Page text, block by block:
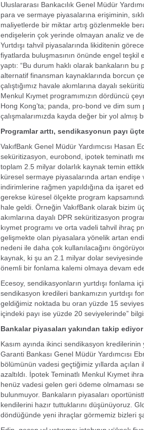
Uluslararası Bankacılık Genel Müdür
para ve sermaye piyasalarına erişiminin,
maliyetlerde bir miktar artış gözlenmekle
endişelerin çok yerinde olmayan analiz ve
Yurtdışı tahvil piyasalarında likiditenin
fiyatlarda buluşmasının önünde engel teşkil
yaptı: “Bu durum haklı olarak bankaların
alternatif finansman kaynaklarında borcun
çalıştığımız havale akımlarına dayalı
Menkul Kıymet programımızın dördüncü
Hong Kong’ta; panda, pro-bond ve dim
çalışmalarımızda kayda değer bir yol almış
Programlar arttı, sendikasyonun payı
VakıfBank Genel Müdür Yardımcısı Hasan
seküritizasyon, eurobond, ipotek teminatlı
toplam 2.5 milyar dolarlık kaynak temin
küresel sermaye piyasalarında artan
indirimlerine rağmen yapıldığına da işaret
gerekse küresel ölçekte program
hale geldi. Örneğin VakıfBank olarak bizim
akımlarına dayalı DPR seküritizasyon
kıymet programı ve orta vadeli tahvil ihraç
gelişmekte olan piyasalara yönelik artan
nedeni ile daha çok kullanılacağını
kaynak, ki şu an 2.1 milyar dolar
önemli bir fonlama kalemi olmaya devam
Ecesoy, sendikasyonların yurtdışı fonlama
sendikasyon kredileri bankamızın yurtdışı
geldiğimiz noktada bu oran yüzde 15
içindeki payı ise yüzde 20 seviyelerinde”
Bankalar piyasaları yakından takip ediyor
Kasım ayında ikinci sendikasyon
Garanti Bankası Genel Müdür Yardımcısı
bölümünün vadesi geçtiğimiz yıllarda
azaltıldı. İpotek Teminatlı Menkul Kıymet
henüz vadesi gelen geri ödeme olmaması
bulunmuyor. Bankaların piyasaları
kendilerini hazır tuttuklarını düşünüyoruz.
döndüğünde yeni ihraçlar görmemiz bizleri